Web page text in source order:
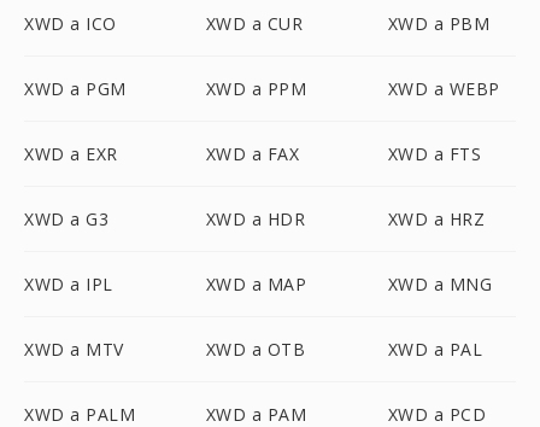
XWD a ICO XWD a CUR XWD a PBM
XWD a PGM XWD a PPM XWD a WEBP
XWD a EXR XWD a FAX XWD a FTS
XWD a G3 XWD a HDR XWD a HRZ
XWD a IPL XWD a MAP XWD a MNG
XWD a MTV XWD a OTB XWD a PAL
XWD a PALM XWD a PAM XWD a PCD